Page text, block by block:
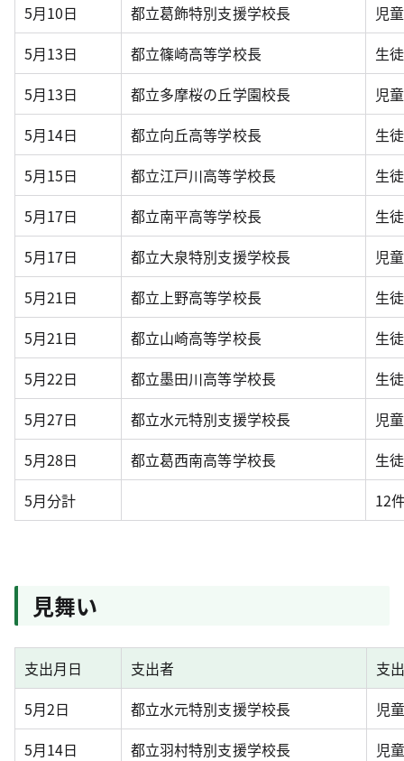
5月10日
都立葛飾特別支援学校長
児
5月13日
都立篠崎高等学校長
生
5月13日
都立多摩桜の丘学園校長
児
5月14日
都立向丘高等学校長
生
5月15日
都立江戸川高等学校長
生
5月17日
都立南平高等学校長
生
5月17日
都立大泉特別支援学校長
児
5月21日
都立上野高等学校長
生
5月21日
都立山崎高等学校長
生
5月22日
都立墨田川高等学校長
生
5月27日
都立水元特別支援学校長
児
5月28日
都立葛西南高等学校長
生
5月分計
12
見舞い
支出月日 支出者
支
5月2日
都立水元特別支援学校長
児
5月14日
都立羽村特別支援学校長
児